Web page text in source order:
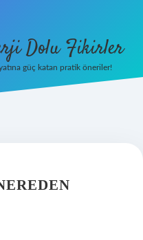
Dolu Fikirler
güç katan pratik öneriler!